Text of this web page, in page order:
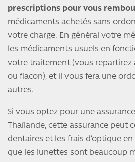
prescriptions pour vous
médicaments achetés sans
votre charge. En général votre
les médicaments usuels en
votre traitement (vous repartirez
ou flacon), et il vous fera une
autres.
Si vous optez pour une
Thaïlande, cette assurance peut
dentaires et les frais d’optique
que les lunettes sont beaucoup